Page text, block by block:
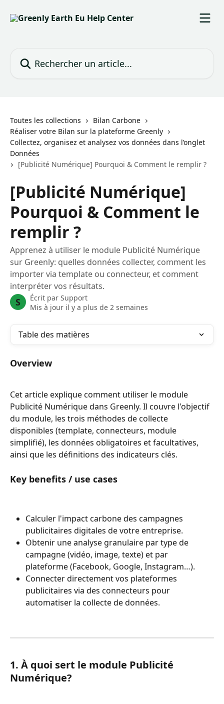
Toutes les collections
Bilan Carbone
Réaliser votre Bilan sur la plateforme Greenly
Collectez, organisez et analysez vos données dans l’onglet
Données
[Publicité Numérique] Pourquoi & Comment le remplir ?
[Publicité Numérique]
Pourquoi & Comment le
remplir ?
Apprenez à utiliser le module Publicité Numérique
sur Greenly: quelles données collecter, comment les
importer via template ou connecteur, et comment
interpréter vos résultats.
S Écrit par Support
Mis à jour il y a plus de 2 semaines
Table des matières
Overview
Cet article explique comment utiliser le module
Publicité Numérique dans Greenly. Il couvre l'objectif
du module, les trois méthodes de collecte
disponibles (template, connecteurs, module
simplifié), les données obligatoires et facultatives,
ainsi que les définitions des indicateurs clés.
Key benefits / use cases
Calculer l'impact carbone des campagnes
publicitaires digitales de votre entreprise.
Obtenir une analyse granulaire par type de
campagne (vidéo, image, texte) et par
plateforme (Facebook, Google, Instagram…).
Connecter directement vos plateformes
publicitaires via des connecteurs pour
automatiser la collecte de données.
1. À quoi sert le module Publicité
Numérique?